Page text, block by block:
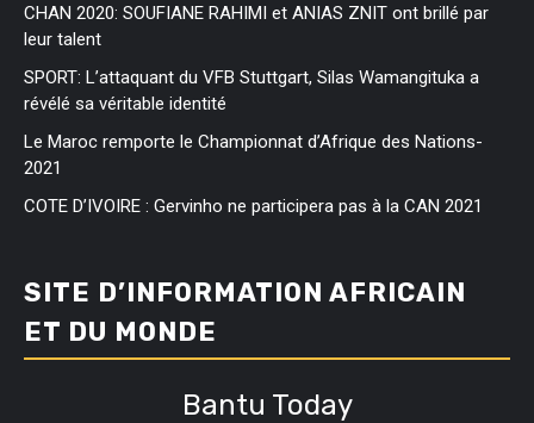
CHAN 2020: SOUFIANE RAHIMI et ANIAS ZNIT ont brillé par
leur talent
SPORT: L’attaquant du VFB Stuttgart, Silas Wamangituka a
révélé sa véritable identité
Le Maroc remporte le Championnat d’Afrique des Nations-
2021
COTE D’IVOIRE : Gervinho ne participera pas à la CAN 2021
SITE D’INFORMATION AFRICAIN
ET DU MONDE
Bantu Today